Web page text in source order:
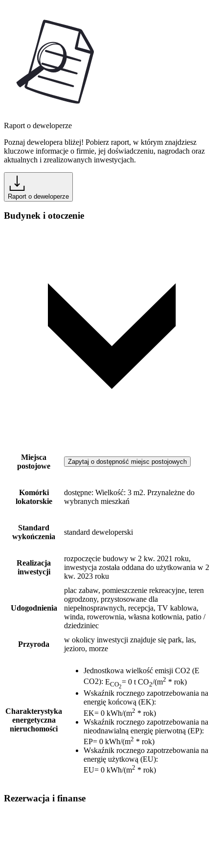
Raport o deweloperze
Poznaj dewelopera bliżej! Pobierz raport, w którym znajdziesz
kluczowe informacje o firmie, jej doświadczeniu, nagrodach oraz
aktualnych i zrealizowanych inwestycjach.
Raport o deweloperze
Budynek i otoczenie
Miejsca
postojowe
Zapytaj o dostępność miejsc postojowych
Komórki
lokatorskie
dostępne: Wielkość: 3 m2. Przynależne do
wybranych mieszkań
Standard
wykończenia
standard deweloperski
Realizacja
inwestycji
rozpoczęcie budowy w 2 kw. 2021 roku,
inwestycja została oddana do użytkowania w 2
kw. 2023 roku
Udogodnienia
plac zabaw, pomieszczenie rekreacyjne, teren
ogrodzony, przystosowane dla
niepełnosprawnych, recepcja, TV kablowa,
winda, rowerownia, własna kotłownia, patio /
dziedziniec
Przyroda
w okolicy inwestycji znajduje się park, las,
jezioro, morze
Charakterystyka
energetyczna
nieruchomości
Jednostkowa wielkość emisji CO2 (E
CO2): ECO2
= 0 t CO2/(m2 * rok)
Wskaźnik rocznego zapotrzebowania na
energię końcową (EK):
EK= 0 kWh/(m2 * rok)
Wskaźnik rocznego zapotrzebowania na
nieodnawialną energię pierwotną (EP):
EP= 0 kWh/(m2 * rok)
Wskaźnik rocznego zapotrzebowania na
energię użytkową (EU):
EU= 0 kWh/(m2 * rok)
Rezerwacja i finanse